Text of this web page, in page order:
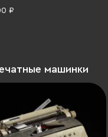
машин, металл,
₽
машинки